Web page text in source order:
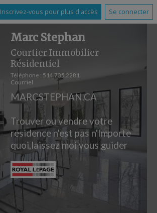
Inscrivez-vous pour plus d'accès Se connecter
Marc Stephan
Courtier Immobilier
Résidentiel
Téléphone : 514.735.2281
Courriel
MARCSTEPHAN.CA
Trouver ou vendre votre
résidence n'est pas n'Importe
quoi,laissez moi vous guider